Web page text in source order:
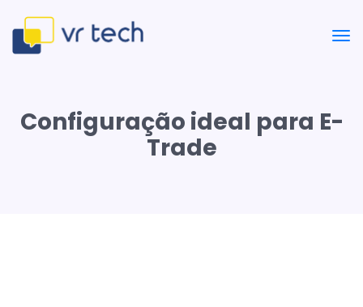
Configuração ideal para E-
Trade